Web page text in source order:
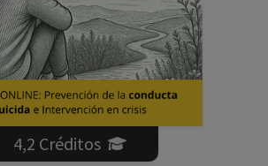
4,2 Créditos